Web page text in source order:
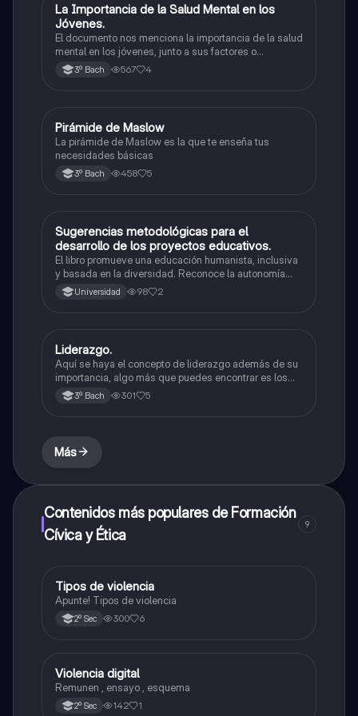
Mentoría
La Importancia de la Salud Mental en los
Jóvenes.
El documento nos menciona la importancia de la salud
mental en los jóvenes, junto a sus factores o
consecuencias que pueden llegar afectar la misma
salud.
3º Bach 567 4
Ética
Pirámide de Maslow
La pirámide de Maslow es la que te enseña tus
necesidades básicas
3º Bach 458 5
Metodología de la investigación
Sugerencias metodológicas para el
desarrollo de los proyectos educativos.
El libro promueve una educación humanista, inclusiva
y basada en la diversidad. Reconoce la autonomía
docente y presenta metodologías como proyectos
comunitarios, indagación, ABP y Aprendizaje Servicio
Universidad 98 2
Mentoría
Liderazgo.
Aquí se haya el concepto de liderazgo además de su
importancia, algo más que puedes encontrar es los
diferentes tipos de liderazgo existentes y sus
conceptos.
3º Bach 301 5
Más
Contenidos más populares de Formación
Cívica y Ética
9
Formación Cívica y Ética
Tipos de violencia
Apunte! Tipos de violencia
2º Sec 300 6
Español
Violencia digital
Remunen , ensayo , esquema
2º Sec 142 1